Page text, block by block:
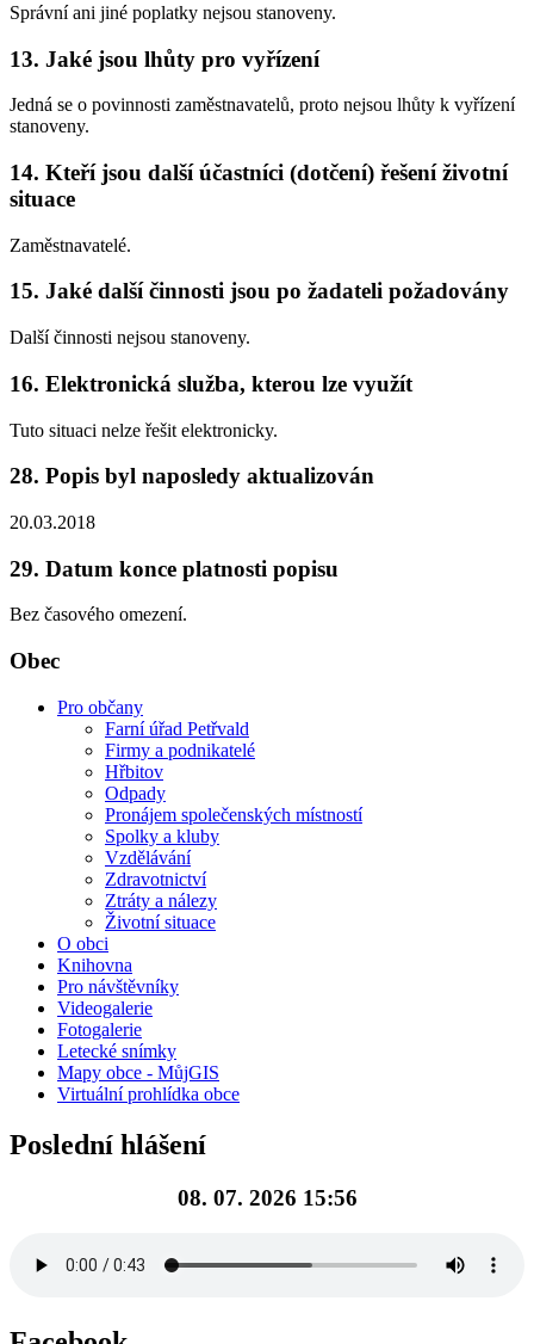
Správní ani jiné poplatky nejsou stanoveny.
13. Jaké jsou lhůty pro vyřízení
Jedná se o povinnosti zaměstnavatelů, proto nejsou lhůty k vyřízení
stanoveny.
14. Kteří jsou další účastníci (dotčení) řešení životní
situace
Zaměstnavatelé.
15. Jaké další činnosti jsou po žadateli požadovány
Další činnosti nejsou stanoveny.
16. Elektronická služba, kterou lze využít
Tuto situaci nelze řešit elektronicky.
28. Popis byl naposledy aktualizován
20.03.2018
29. Datum konce platnosti popisu
Bez časového omezení.
Obec
Pro občany
Farní úřad Petřvald
Firmy a podnikatelé
Hřbitov
Odpady
Pronájem společenských místností
Spolky a kluby
Vzdělávání
Zdravotnictví
Ztráty a nálezy
Životní situace
O obci
Knihovna
Pro návštěvníky
Videogalerie
Fotogalerie
Letecké snímky
Mapy obce - MůjGIS
Virtuální prohlídka obce
Poslední hlášení
08. 07. 2026 15:56